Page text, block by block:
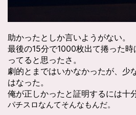
助かったとしか言いようがない。
最後の15分で1000枚出て捲った
ってると思ったさ。
劇的とまではいかなかったが、少
はなった。
俺が正しかったと証明するには十
パチスロなんてそんなもんだ。